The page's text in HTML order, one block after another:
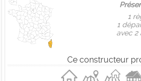
1
1
avec 2
Ce constructeur